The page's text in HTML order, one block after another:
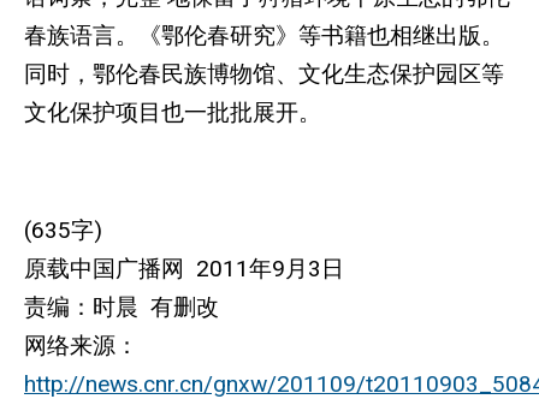
春族语言。《鄂伦春研究》等书籍也相继出版。
同时，鄂伦春民族博物馆、文化生态保护园区等
文化保护项目也一批批展开。
(635字)
原载中国广播网 2011年9月3日
责编：时晨 有删改
网络来源：
http://news.cnr.cn/gnxw/201109/